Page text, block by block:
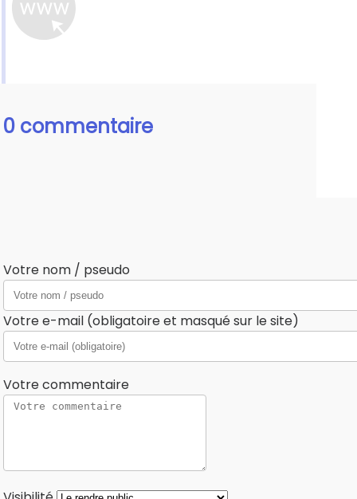
0 commentaire
Votre nom / pseudo
Votre e-mail (obligatoire et masqué sur le site)
Votre commentaire